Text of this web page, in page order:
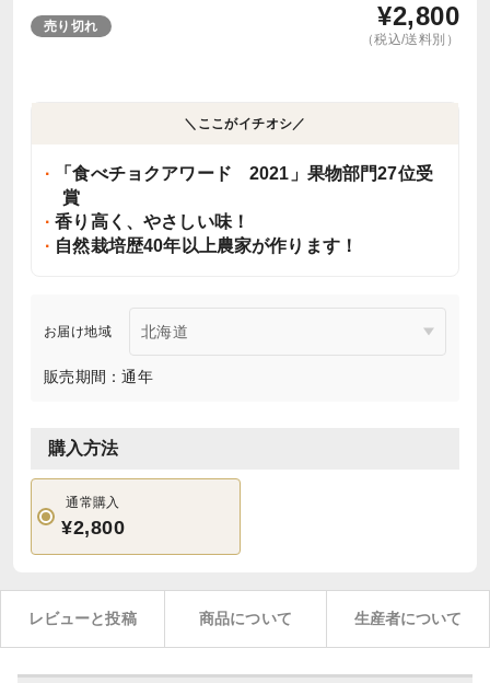
売り切れ ¥2,800
（税込/送料別）
＼ここがイチオシ／
「食べチョクアワード 2021」果物部門27位受
賞
香り高く、やさしい味！
自然栽培歴40年以上農家が作ります！
お届け地域
販売期間：通年
購入方法
通常購入
¥2,800
レビューと投稿 商品について 生産者について